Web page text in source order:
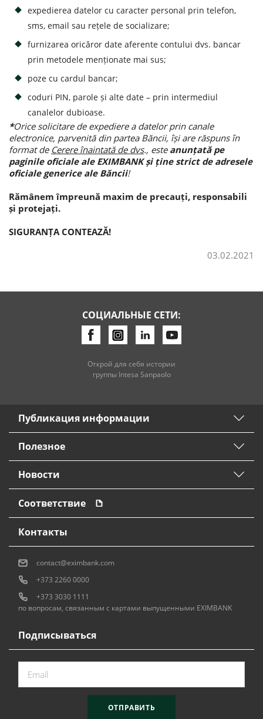
expedierea datelor cu caracter personal prin telefon,
sms, email sau rețele de socializare;
furnizarea oricăror date aferente contului dvs. bancar
prin metodele menționate mai sus;
poze cu cardul bancar;
coduri PIN, parole și alte date – prin intermediul
canalelor dubioase.
*Orice solicitare de expediere a datelor prin canale
electronice, parvenită din partea Băncii, își are răspuns în
format de Cerere înaintată de dvs., este anunțată pe
paginile oficiale ale EXIMBANK și ține strict de adresele
oficiale generice ale Băncii!
Rămânem împreună maxim de precauți, responsabili
și protejați.
SIGURANȚA CONTEAZĂ!
03.02.2021
СОЦИАЛЬНЫЕ СЕТИ:
Открой для себя истории
группы Intesa Sanpaolo
Публикация информации
Полезное
Новости
Соответствие
Подписываться
ОТПРАВИТЬ
Контакты
contact@eximbank.com
+373 2260 0000
+373 3030 1111
по вопросам, связанным с картами выпущенными EXIMBANK